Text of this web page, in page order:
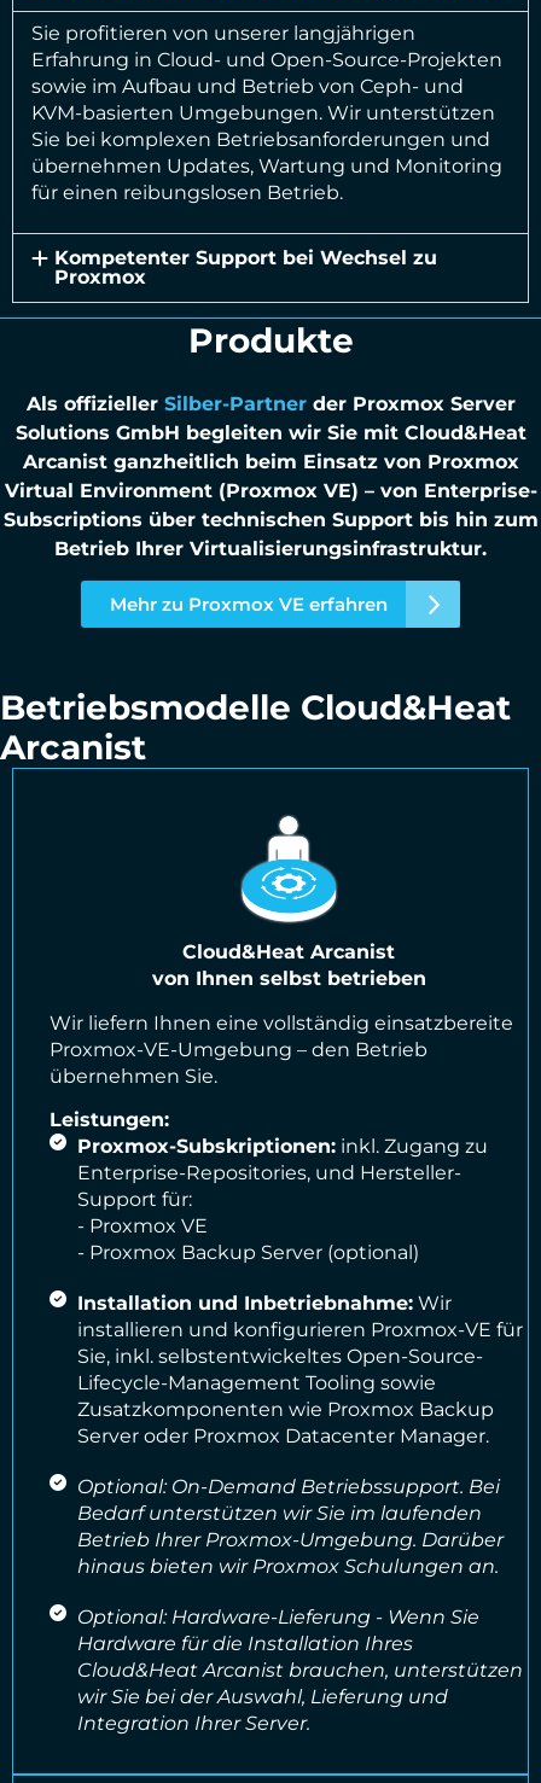
Sie profitieren von unserer langjährigen
Erfahrung in Cloud- und Open-Source-Projekten
sowie im Aufbau und Betrieb von Ceph- und
KVM-basierten Umgebungen. Wir unterstützen
Sie bei komplexen Betriebsanforderungen und
übernehmen Updates, Wartung und Monitoring
für einen reibungslosen Betrieb.
Kompetenter Support bei Wechsel zu
Proxmox
Produkte
Als offiziellerSilber-Partnerder Proxmox Server
Solutions GmbH begleiten wir Sie mit Cloud&Heat
Arcanist ganzheitlich beim Einsatz von Proxmox
Virtual Environment (Proxmox VE) – von Enterprise-
Subscriptions über technischen Support bis hin zum
Betrieb Ihrer Virtualisierungsinfrastruktur.
Mehr zu Proxmox VE erfahren
Betriebsmodelle Cloud&Heat
Arcanist
Cloud&Heat Arcanist
von Ihnen selbst betrieben
Wir liefern Ihnen eine vollständig einsatzbereite
Proxmox-VE-Umgebung – den Betrieb
übernehmen Sie.
Leistungen:
Proxmox-Subskriptionen:inkl. Zugang zu
Enterprise-Repositories, und Hersteller-
Support für:
- Proxmox VE
- Proxmox Backup Server (optional)
Installation und Inbetriebnahme:Wir
installieren und konfigurieren Proxmox-VE für
Sie, inkl. selbstentwickeltes Open-Source-
Lifecycle-Management Tooling sowie
Zusatzkomponenten wie Proxmox Backup
Server oder Proxmox Datacenter Manager.
Optional: On-Demand Betriebssupport. Bei
Bedarf unterstützen wir Sie im laufenden
Betrieb Ihrer Proxmox-Umgebung. Darüber
hinaus bieten wir Proxmox Schulungen an.
Optional: Hardware-Lieferung - Wenn Sie
Hardware für die Installation Ihres
Cloud&Heat Arcanist brauchen, unterstützen
wir Sie bei der Auswahl, Lieferung und
Integration Ihrer Server.